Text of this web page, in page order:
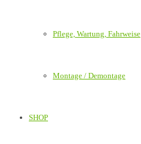
Pflege, Wartung, Fahrweise
Montage / Demontage
SHOP